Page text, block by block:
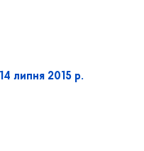
липня 2015 р.